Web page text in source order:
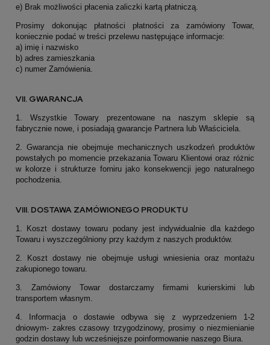
e) Brak możliwości płacenia zaliczki kartą płatniczą.
Prosimy dokonując płatności płatności za zamówiony Towar,
koniecznie podać w treści przelewu następujące informacje:
a) imię i nazwisko
b) adres zamieszkania
c) numer Zamówienia.
VII. GWARANCJA
1. Wszystkie Towary prezentowane na naszym sklepie są
fabrycznie nowe, i posiadają gwarancje Partnera lub Właściciela.
2. Gwarancja nie obejmuje mechanicznych uszkodzeń produktów
powstałych po momencie przekazania Towaru Klientowi oraz różnic
w kolorze i strukturze forniru jako konsekwencji jego naturalnego
pochodzenia.
VIII. DOSTAWA ZAMÓWIONEGO PRODUKTU
1. Koszt dostawy towaru podany jest indywidualnie dla każdego
Towaru i wyszczególniony przy każdym z naszych produktów.
2. Koszt dostawy nie obejmuje usługi wniesienia oraz montażu
zakupionego towaru.
3. Zamówiony Towar dostarczamy firmami kurierskimi lub
transportem własnym.
4. Informacja o dostawie odbywa się z wyprzedzeniem 1-2
dniowym- zakres czasowy trzygodzinowy, prosimy o niezmienianie
godzin dostawy lub wcześniejsze poinformowanie naszego Biura.